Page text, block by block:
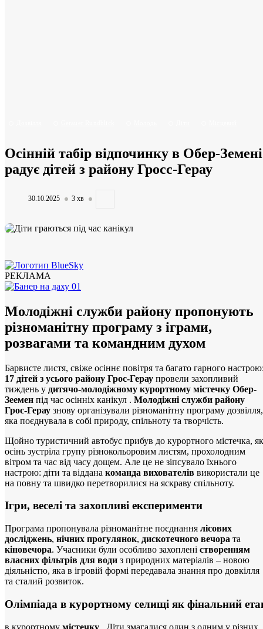
06.08.2026 2 хв
Брамс і Бетховен у Дармштадтіумі
06.08.2026 3 хв
B 426 в Обер-Рамштадті: реконструкція мосту...
06.08.2026 3 хв
Осінній табір відпочинку в Обер-Земені
радує дітей з району Гросс-Герау
30.10.2025 3 хв
РЕКЛАМА
Молодіжні служби району пропонують
різноманітну програму з іграми,
розвагами та командним духом
Барвисте листя, свіже осіннє повітря та багато гарного
17 дітей з усього району Грос-Герау провели захопливий
тиждень у дитячо-молодіжному курортному містечку Обер-
Зеемен під час осінніх канікул . Молодіжні служби району
Грос-Герау знову організували різноманітну програму дозвілля,
яка поєднувала в собі природу, спільноту та творчість.
Щойно туристичний автобус прибув до курортного містечка, як
осінь зустріла групу різнокольоровим листям, прохолодним
вітром та час від часу дощем. Але це не зіпсувало їхнього
настрою: діти та віддана команда вихователів використали це
на повну та швидко перетворилися на яскраву спільноту.
Ігри, веселі та захопливі експерименти
Програма пропонувала різноманітне поєднання лісових
досліджень, нічних прогулянок, дискотечного вечора та
кіновечора. Учасники були особливо захоплені створенням
власних фільтрів для води з природних матеріалів – новою
діяльністю, яка в ігровій формі передавала знання про довкілля
та сталий розвиток.
Олімпіада в курортному селищі як фінальний
в курортному містечку . Діти змагалися один з одним у різних